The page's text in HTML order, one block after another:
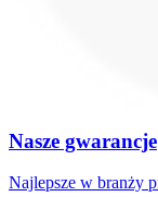
Nasze gwarancje
Najlepsze w branży